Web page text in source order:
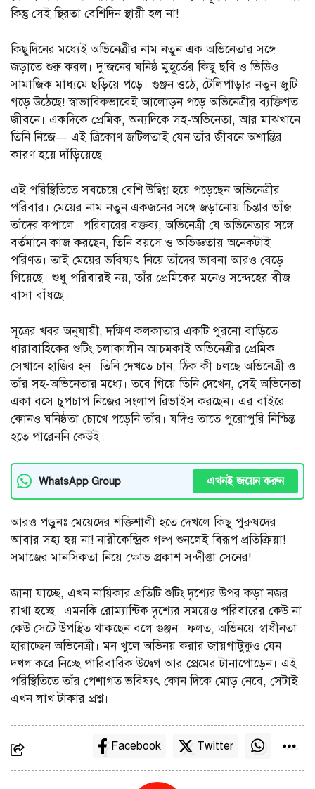
কিন্তু সেই স্থিরতা বেশিদিন স্থায়ী হল না!
কিছুদিনের মধ্যেই অভিনেত্রীর নাম নতুন এক অভিনেতার সঙ্গে
জড়াতে শুরু করল। দু’জনের ঘনিষ্ঠ মুহূর্তের কিছু ছবি ও ভিডিও
সামাজিক মাধ্যমে ছড়িয়ে পড়ে। গুঞ্জন ওঠে, টেলিপাড়ার নতুন জুটি
গড়ে উঠেছে! স্বাভাবিকভাবেই আলোড়ন পড়ে অভিনেত্রীর ব্যক্তিগত
জীবনে। একদিকে প্রেমিক, অন্যদিকে সহ-অভিনেতা, আর মাঝখানে
তিনি নিজে— এই ত্রিকোণ জটিলতাই যেন তাঁর জীবনে অশান্তির
কারণ হয়ে দাঁড়িয়েছে।
এই পরিস্থিতিতে সবচেয়ে বেশি উদ্বিগ্ন হয়ে পড়েছেন অভিনেত্রীর
পরিবার। মেয়ের নাম নতুন একজনের সঙ্গে জড়ানোয় চিন্তার ভাঁজ
তাঁদের কপালে। পরিবারের বক্তব্য, অভিনেত্রী যে অভিনেতার সঙ্গে
বর্তমানে কাজ করছেন, তিনি বয়সে ও অভিজ্ঞতায় অনেকটাই
পরিণত। তাই মেয়ের ভবিষ্যৎ নিয়ে তাঁদের ভাবনা আরও বেড়ে
গিয়েছে। শুধু পরিবারই নয়, তাঁর প্রেমিকের মনেও সন্দেহের বীজ
বাসা বাঁধছে।
সূত্রের খবর অনুযায়ী, দক্ষিণ কলকাতার একটি পুরনো বাড়িতে
ধারাবাহিকের শুটিং চলাকালীন আচমকাই অভিনেত্রীর প্রেমিক
সেখানে হাজির হন। তিনি দেখতে চান, ঠিক কী চলছে অভিনেত্রী ও
তাঁর সহ-অভিনেতার মধ্যে। তবে গিয়ে তিনি দেখেন, সেই অভিনেতা
একা বসে চুপচাপ নিজের সংলাপ রিভাইস করছেন। এর বাইরে
কোনও ঘনিষ্ঠতা চোখে পড়েনি তাঁর। যদিও তাতে পুরোপুরি নিশ্চিন্ত
হতে পারেননি কেউই।
WhatsApp Group এখনই জয়েন করুন
আরও পড়ুনঃ মেয়েদের শক্তিশালী হতে দেখলে কিছু পুরুষদের
আবার সহ্য হয় না! নারীকেন্দ্রিক গল্প শুনলেই বিরূপ প্রতিক্রিয়া!
সমাজের মানসিকতা নিয়ে ক্ষোভ প্রকাশ সন্দীপ্তা সেনের!
জানা যাচ্ছে, এখন নায়িকার প্রতিটি শুটিং দৃশ্যের উপর কড়া নজর
রাখা হচ্ছে। এমনকি রোম্যান্টিক দৃশ্যের সময়েও পরিবারের কেউ না
কেউ সেটে উপস্থিত থাকছেন বলে গুঞ্জন। ফলত, অভিনয়ে স্বাধীনতা
হারাচ্ছেন অভিনেত্রী। মন খুলে অভিনয় করার জায়গাটুকুও যেন
দখল করে নিচ্ছে পারিবারিক উদ্বেগ আর প্রেমের টানাপোড়েন। এই
পরিস্থিতিতে তাঁর পেশাগত ভবিষ্যৎ কোন দিকে মোড় নেবে, সেটাই
এখন লাখ টাকার প্রশ্ন।
Facebook Twitter